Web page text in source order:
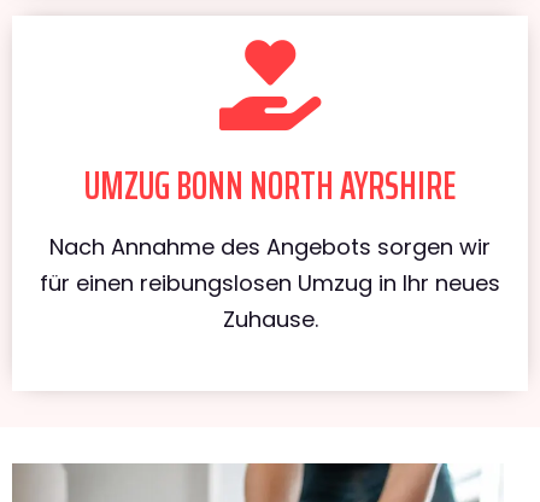
UMZUG BONN NORTH AYRSHIRE
Nach Annahme des Angebots sorgen wir
für einen reibungslosen Umzug in Ihr neues
Zuhause.